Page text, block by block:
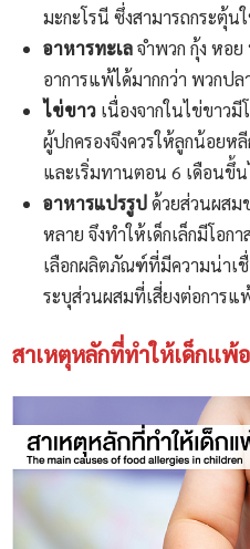
มะกะโรนี ซึ่งสามารถกระตุ้น
อาหารทะเลจำพวก กุ้ง หอย
อาการแพ้ได้มากกว่า พวกป
ไข่ขาวเนื่องจากในไข่ขาว
ผู้ปกครองจึงควรให้ลูกน้อยห
และเริ่มทานตอน 6 เดือนขึ้
อาหารแปรรูปด้วยส่วนผสม
หลาย จึงทำให้เด็กเล็กมีโอก
เลือกผลิตภัณฑ์ที่มีความน่าเ
ระบุส่วนผสมที่เสี่ยงต่อการแ
สาเหตุหลักที่ทำให้เด็กแพ้